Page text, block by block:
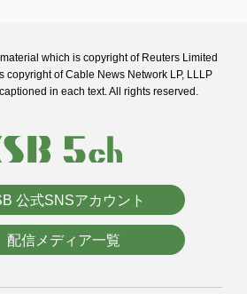
which is copyright of Reuters Limited
copyright of Cable News Network LP, LLLP
in each text. All rights reserved.
公式SNSアカウント
配信メディア一覧